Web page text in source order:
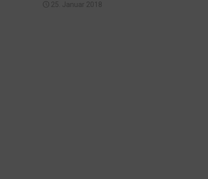
25. Januar 2018